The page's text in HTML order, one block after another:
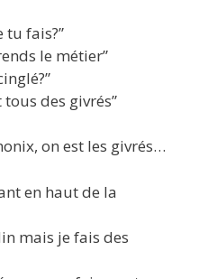
tu fais?”
le métier”
des givrés”
on est les givrés…
en haut de la
mais je fais des